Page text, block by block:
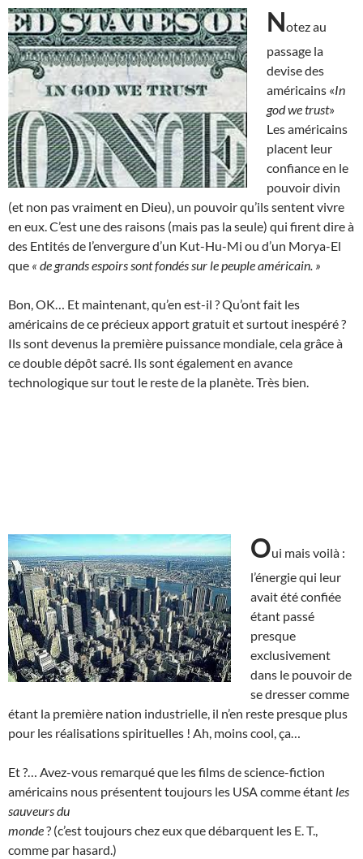
Notez au
passage la
devise des
américains «In
god we trust»
Les américains
placent leur
confiance en le
pouvoir divin
(et non pas vraiment en Dieu), un pouvoir qu’ils sentent vivre
en eux. C’est une des raisons (mais pas la seule) qui firent dire à
des Entités de l’envergure d’un Kut-Hu-Mi ou d’un Morya-El
que « de grands espoirs sont fondés sur le peuple américain. »
Bon, OK… Et maintenant, qu’en est-il ? Qu’ont fait les
américains de ce précieux apport gratuit et surtout inespéré ?
Ils sont devenus la première puissance mondiale, cela grâce à
ce double dépôt sacré. Ils sont également en avance
technologique sur tout le reste de la planète. Très bien.
Oui mais voilà :
l’énergie qui leur
avait été confiée
étant passé
presque
exclusivement
dans le pouvoir de
se dresser comme
étant la première nation industrielle, il n’en reste presque plus
pour les réalisations spirituelles ! Ah, moins cool, ça…
Et ?… Avez-vous remarqué que les films de science-fiction
américains nous présentent toujours les USA comme étant les
sauveurs du
monde? (c’est toujours chez eux que débarquent les E. T.,
comme par hasard.)